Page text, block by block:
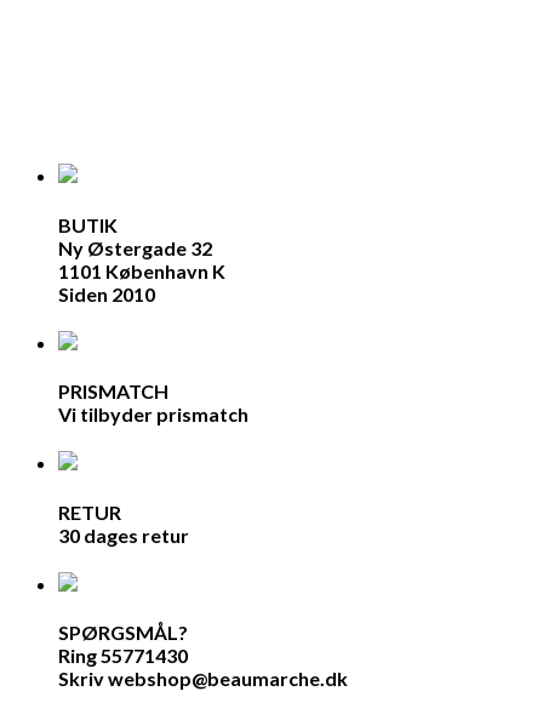
BUTIK
Ny Østergade 32
1101 København K
Siden 2010
PRISMATCH
Vi tilbyder prismatch
RETUR
30 dages retur
SPØRGSMÅL?
Ring 55771430
Skriv webshop@beaumarche.dk